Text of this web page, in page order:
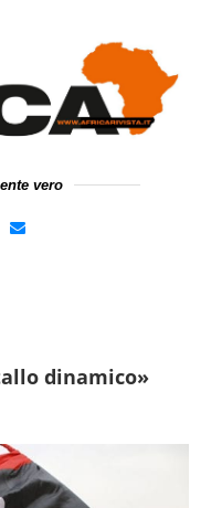
vero
dinamico»